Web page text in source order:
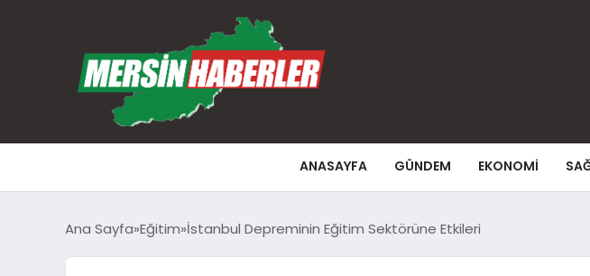
ANASAYFA GÜNDEM EKONOMI
Ana Sayfa Eğitim İstanbul Depreminin Eğitim Sektörüne Etkileri